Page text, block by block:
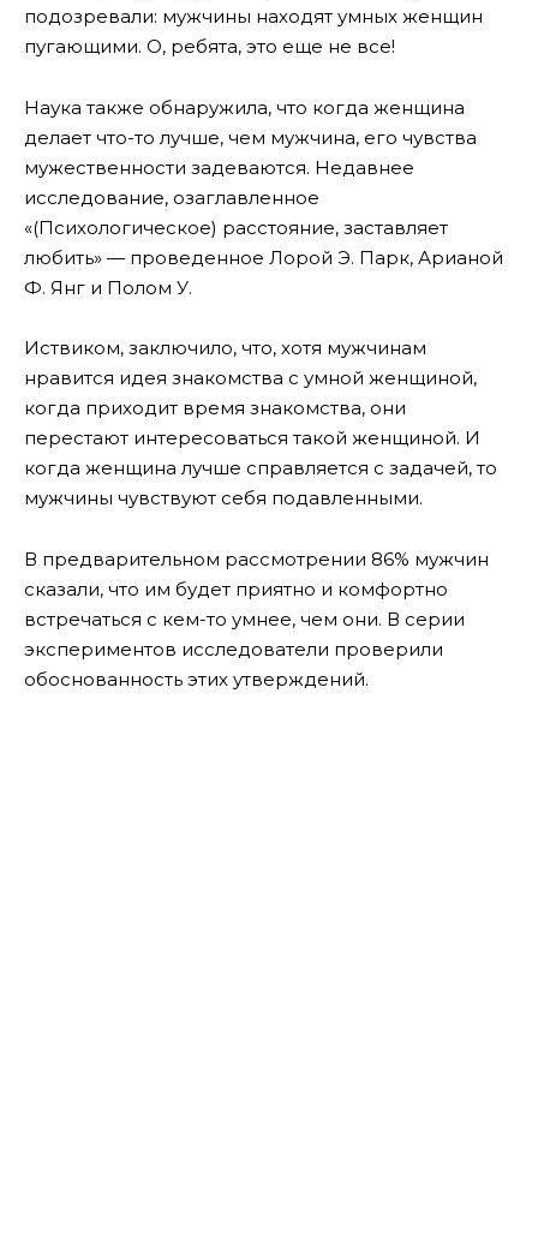
подозревали: мужчины находят умных женщин
пугающими. О, ребята, это еще не все!
Наука также обнаружила, что когда женщина
делает что-то лучше, чем мужчина, его чувства
мужественности задеваются. Недавнее
исследование, озаглавленное
«(Психологическое) расстояние, заставляет
любить» — проведенное Лорой Э. Парк, Арианой
Ф. Янг и Полом У.
Иствиком, заключило, что, хотя мужчинам
нравится идея знакомства с умной женщиной,
когда приходит время знакомства, они
перестают интересоваться такой женщиной. И
когда женщина лучше справляется с задачей, то
мужчины чувствуют себя подавленными.
В предварительном рассмотрении 86% мужчин
сказали, что им будет приятно и комфортно
встречаться с кем-то умнее, чем они. В серии
экспериментов исследователи проверили
обоснованность этих утверждений.